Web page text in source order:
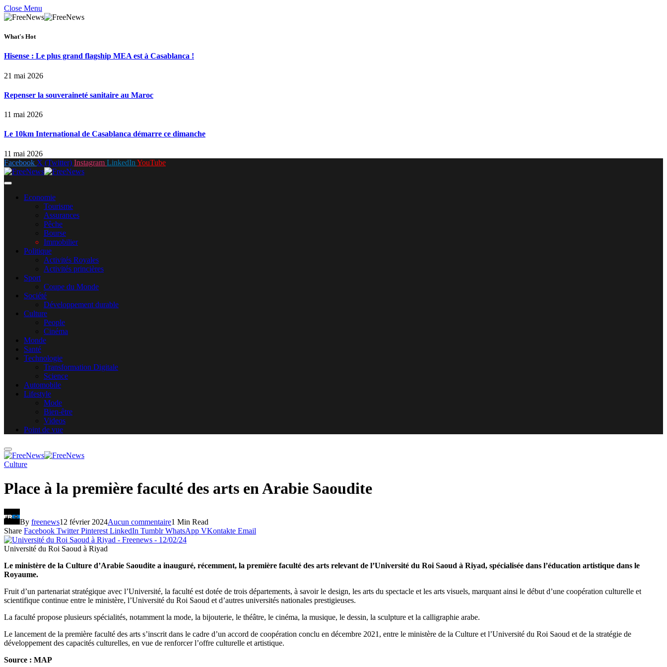
Close Menu
What's Hot
Hisense : Le plus grand flagship MEA est à Casablanca !
21 mai 2026
Repenser la souveraineté sanitaire au Maroc
11 mai 2026
Le 10km International de Casablanca démarre ce dimanche
11 mai 2026
Facebook X (Twitter) Instagram LinkedIn YouTube
Economie
Tourisme
Assurances
Pêche
Bourse
Immobilier
Politique
Activités Royales
Activités princières
Sport
Coupe du Monde
Société
Développement durable
Culture
People
Cinéma
Monde
Santé
Technologie
Transformation Digitale
Science
Automobile
Lifestyle
Mode
Bien-être
Videos
Point de vue
Culture
Place à la première faculté des arts en Arabie Saoudite
By freenews12 février 2024Aucun commentaire1 Min Read
Share Facebook Twitter Pinterest LinkedIn Tumblr WhatsApp VKontakte Email
Université du Roi Saoud à Riyad
Le ministère de la Culture d’Arabie Saoudite a inauguré, récemment, la première faculté des arts relevant de l’Université du Roi Saoud à Riyad, spécialisée dans l’éducation artistique dans le
Royaume.
Fruit d’un partenariat stratégique avec l’Université, la faculté est dotée de trois départements, à savoir le design, les arts du spectacle et les arts visuels, marquant ainsi le début d’une coopération culturelle et
scientifique continue entre le ministère, l’Université du Roi Saoud et d’autres universités nationales prestigieuses.
La faculté propose plusieurs spécialités, notamment la mode, la bijouterie, le théâtre, le cinéma, la musique, le dessin, la sculpture et la calligraphie arabe.
Le lancement de la première faculté des arts s’inscrit dans le cadre d’un accord de coopération conclu en décembre 2021, entre le ministère de la Culture et l’Université du Roi Saoud et de la stratégie de
développement des capacités culturelles, en vue de renforcer l’offre culturelle et artistique.
Source : MAP